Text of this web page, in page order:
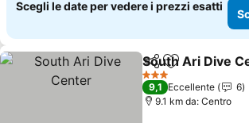
Scegli le date per vedere i prezzi esatti
CondividiAggiungi ai
South Ari Dive
3 Stelle
9,1 Eccellente
6
9.1 km da: Centro